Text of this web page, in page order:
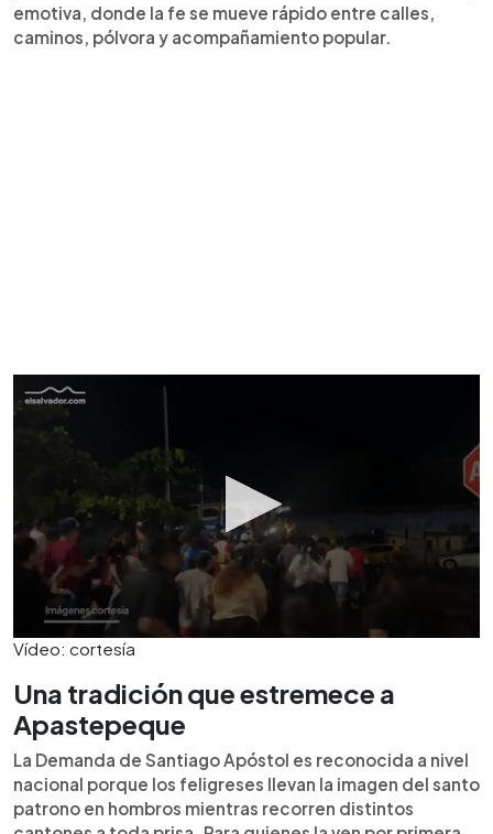
emotiva, donde la fe se mueve rápido entre calles,
caminos, pólvora y acompañamiento popular.
Vídeo: cortesía
Una tradición que estremece a
Apastepeque
La Demanda de Santiago Apóstol es reconocida a nivel
nacional porque los feligreses llevan la imagen del santo
patrono en hombros mientras recorren distintos